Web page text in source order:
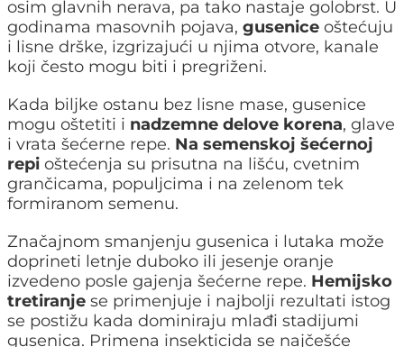
osim glavnih nerava, pa tako nastaje golobrst. U
godinama masovnih pojava, gusenice oštećuju
i lisne drške, izgrizajući u njima otvore, kanale
koji često mogu biti i pregriženi.
Kada biljke ostanu bez lisne mase, gusenice
mogu oštetiti i nadzemne delove korena, glave
i vrata šećerne repe. Na semenskoj šećernoj
repi oštećenja su prisutna na lišću, cvetnim
grančicama, populjcima i na zelenom tek
formiranom semenu.
Značajnom smanjenju gusenica i lutaka može
doprineti letnje duboko ili jesenje oranje
izvedeno posle gajenja šećerne repe. Hemijsko
tretiranje se primenjuje i najbolji rezultati istog
se postižu kada dominiraju mlađi stadijumi
gusenica. Primena insekticida se najčešće